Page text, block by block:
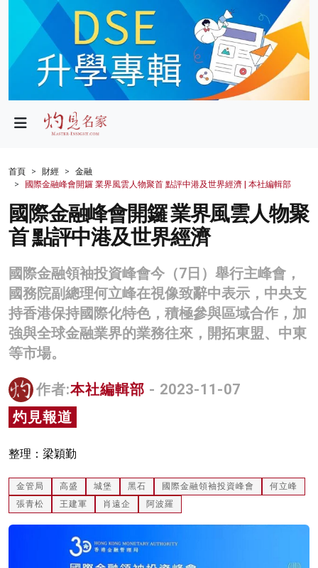
政局
財經
生活
健康
商業
科技
影片
名家榜
關於我們
首頁 財經
金融
國際金融峰會開鑼 業界風雲人物聚首 點評中港及世界經濟 | 本社編輯部
國際金融峰會開鑼 業界風雲人物聚
首 點評中港及世界經濟
國際金融領袖投資峰會今（7日）舉行主峰會，
國務院副總理何立峰在視像致辭中表示，中央支
持香港保持國際化特色，積極參與區域合作，加
強與全球金融業界的業務往來，開拓東盟、中東
等市場。
作者:本社編輯部 - 2023-11-07
灼見報道
整理：梁穎勤
金管局 高盛 城堡 黑石 國際金融領袖投資峰會
何立峰
張青松
王建軍 肖遠企 阿波羅